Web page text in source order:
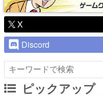
X
Discord
ピックアップ